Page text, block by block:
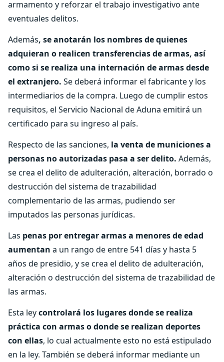
armamento y reforzar el trabajo investigativo ante
eventuales delitos.
Además, se anotarán los nombres de quienes
adquieran o realicen transferencias de armas, así
como si se realiza una internación de armas desde
el extranjero. Se deberá informar el fabricante y los
intermediarios de la compra. Luego de cumplir estos
requisitos, el Servicio Nacional de Aduna emitirá un
certificado para su ingreso al país.
Respecto de las sanciones, la venta de municiones a
personas no autorizadas pasa a ser delito. Además,
se crea el delito de adulteración, alteración, borrado o
destrucción del sistema de trazabilidad
complementario de las armas, pudiendo ser
imputados las personas jurídicas.
Las penas por entregar armas a menores de edad
aumentan a un rango de entre 541 días y hasta 5
años de presidio, y se crea el delito de adulteración,
alteración o destrucción del sistema de trazabilidad de
las armas.
Esta leycontrolará los lugares donde se realiza
práctica con armas o donde se realizan deportes
con ellas, lo cual actualmente esto no está estipulado
en la ley. También se deberá informar mediante un